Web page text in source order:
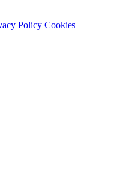
Policy Cookies